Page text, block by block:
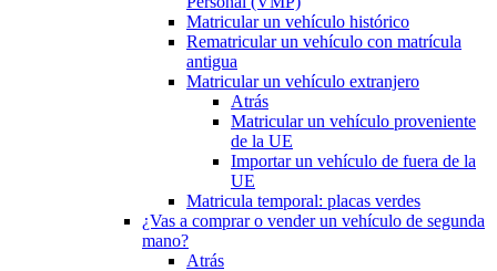
Matricular un vehículo histórico
Rematricular un vehículo con matrícula
antigua
Matricular un vehículo extranjero
Atrás
Matricular un vehículo proveniente
de la UE
Importar un vehículo de fuera de la
UE
Matricula temporal: placas verdes
¿Vas a comprar o vender un vehículo de segunda
mano?
Atrás